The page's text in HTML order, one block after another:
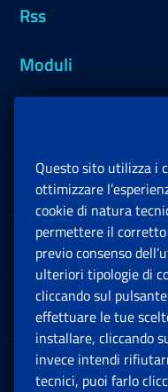
Rss
Moduli
Sedi e Contatti
Software
Note Legali
App mobile
Questo sito utilizza i
ottimizzare
cookie di natura
permettere il
previo consenso
ulteriori tipologie di
cliccando sul pulsante
effettuare le tue
installare, cliccando
invece intendi
tecnici, puoi farlo